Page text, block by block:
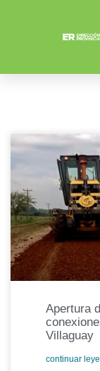
Apertura
Villaguay
continuar